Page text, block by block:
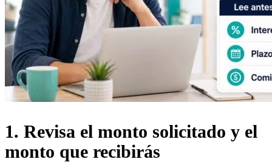
1. Revisa el monto solicitado y el
monto que recibirás